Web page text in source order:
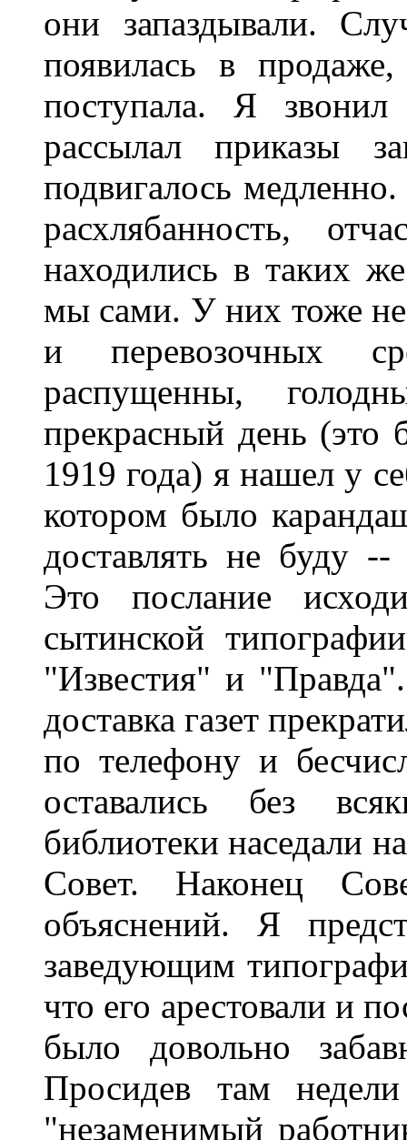
они запаздывали.
появилась в
поступала. Я
рассылал приказы
подвигалось
расхлябанность,
находились в таких
мы сами. У них тоже
и перевозочных
распущенны,
прекрасный день (это
1919 года) я нашел у
котором было
доставлять не буду
Это послание
сытинской
"Известия" и
доставка газет
по телефону и
оставались без
библиотеки наседали
Совет. Наконец
объяснений. Я
заведующим
что его арестовали и
было довольно
Просидев там
"незаменимый